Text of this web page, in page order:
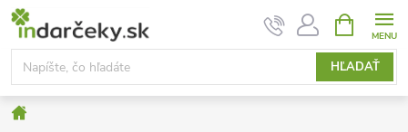
Prejsť
obsah
HĽADAŤ
KOŠÍK